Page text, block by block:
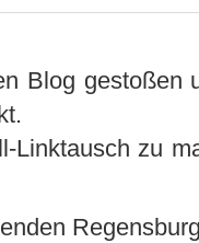
Blog gestoßen
Linktausch zu